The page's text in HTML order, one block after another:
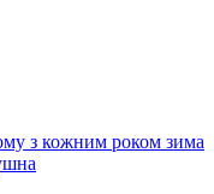
з кожним роком зима